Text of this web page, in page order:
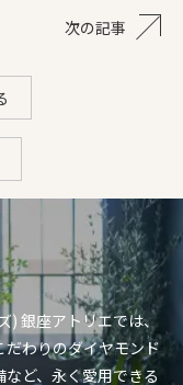
次の記事
) 銀座アトリエでは、
わりのダイヤモンド
ど、永く愛用できる